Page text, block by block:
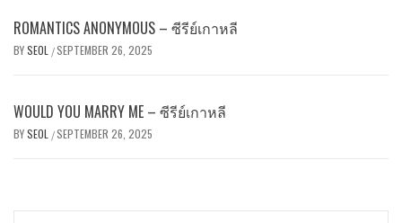
ROMANTICS ANONYMOUS – ซีรีย์เกาหลี
BYSEOL /SEPTEMBER 26, 2025
WOULD YOU MARRY ME – ซีรีย์เกาหลี
BYSEOL /SEPTEMBER 26, 2025